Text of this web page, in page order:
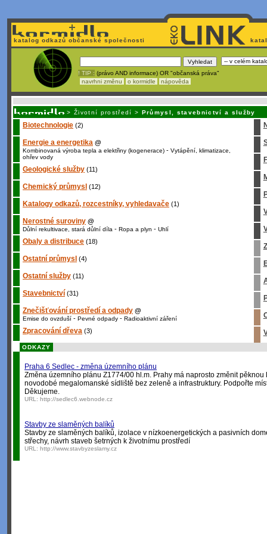
katalog odkazů občanské společnosti
! TIP : (právo AND informace) OR "občanská práva"
navrhni změnu
o kormidle nápověda
> Životní prostředí > Průmysl, stavebnictví a služby
Biotechnologie (2)
Energie a energetika @
Kombinovaná výroba tepla a elektřiny (kogenerace) - Vytápění, klimatizace,
ohřev vody
Geologické služby (11)
Chemický průmysl (12)
Katalogy odkazů, rozcestníky, vyhledavače (1)
Nerostné suroviny @
Důlní rekultivace, stará důlní díla - Ropa a plyn - Uhlí
Obaly a distribuce (18)
Ostatní průmysl (4)
Ostatní služby (11)
Stavebnictví (31)
Znečišťování prostředí a odpady @
Emise do ovzduší - Pevné odpady - Radioaktivní záření
Zpracování dřeva (3)
ODKAZY
Praha 6 Sedlec - změna územního plánu
Změna územního plánu Z1774/00 hl.m. Prahy má naprosto změnit
novodobé megalomanské sídliště bez zeleně a infrastruktury. Podpořte
Děkujeme.
URL: http://sedlec6.webnode.cz
Stavby ze slaměných balíků
Stavby ze slaměných balíků, izolace v nízkoenergetických a pasivních
střechy, návrh staveb šetrných k životnímu prostředí
URL: http://www.stavbyzeslamy.cz